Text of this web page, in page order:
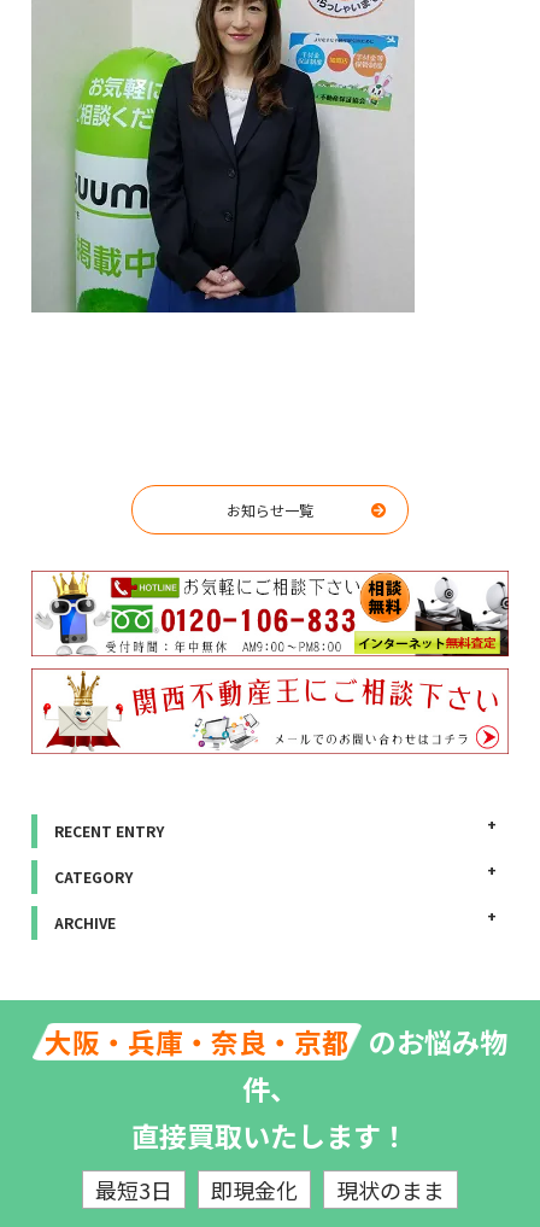
お知らせ一覧
RECENT ENTRY
CATEGORY
ARCHIVE
大阪・兵庫・奈良・京都 のお悩み物
件、
直接買取いたします！
最短3日 即現金化 現状のまま